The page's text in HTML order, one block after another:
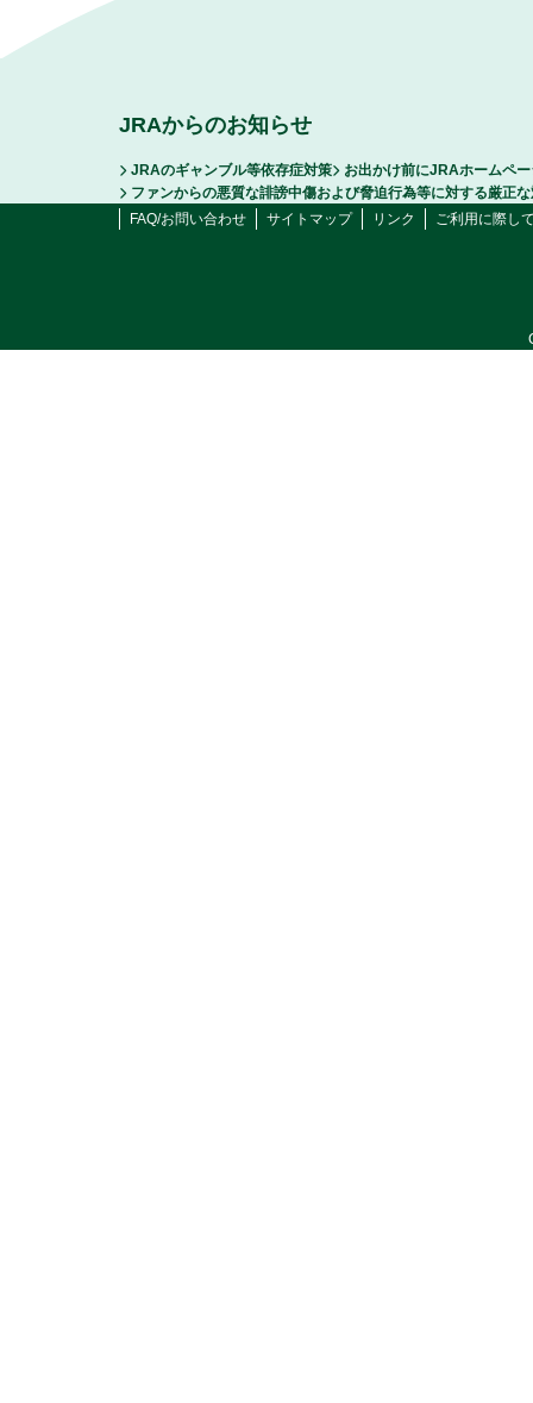
JRAからのお知らせ
JRAのギャンブル等依存症対策
お出かけ前にJRAホームペ
ファンからの悪質な誹謗中傷および脅迫行為等に対する厳正
FAQ/お問い合わせ
サイトマップ リンク ご利用に際し